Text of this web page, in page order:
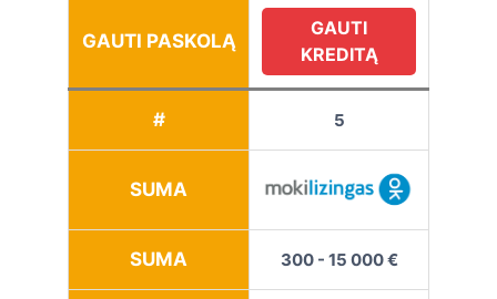
GAUTI PASKOLĄ
GAUTI
KREDITĄ
# 5
SUMA
SUMA 300 - 15 000 €